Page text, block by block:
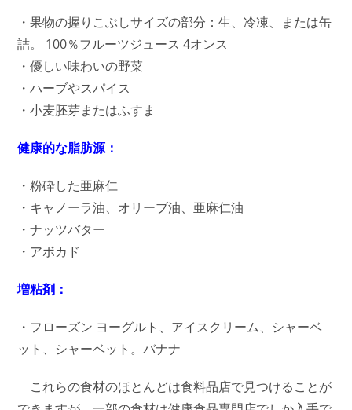
・果物の握りこぶしサイズの部分：生、冷凍、または缶
詰。 100％フルーツジュース 4オンス
・優しい味わいの野菜
・ハーブやスパイス
・小麦胚芽またはふすま
健康的な脂肪源：
・粉砕した亜麻仁
・キャノーラ油、オリーブ油、亜麻仁油
・ナッツバター
・アボカド
増粘剤：
・フローズン ヨーグルト、アイスクリーム、シャーベ
ット、シャーベット。バナナ
これらの食材のほとんどは食料品店で見つけることが